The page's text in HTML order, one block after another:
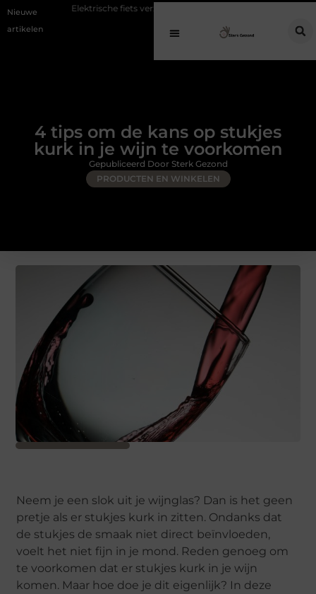
Nieuwe
artikelen
fiets verzekeren: voorkom hoge kosten bij diefstal en schade
4 tips om de kans op stukjes
kurk in je wijn te voorkomen
PRODUCTEN EN WINKELEN
Gepubliceerd Door Sterk Gezond
Neem je een slok uit je wijnglas? Dan is het geen
pretje als er stukjes kurk in zitten. Ondanks dat
de stukjes de smaak niet direct beïnvloeden,
voelt het niet fijn in je mond. Reden genoeg om
te voorkomen dat er stukjes kurk in je wijn
komen. Maar hoe doe je dit eigenlijk? In deze